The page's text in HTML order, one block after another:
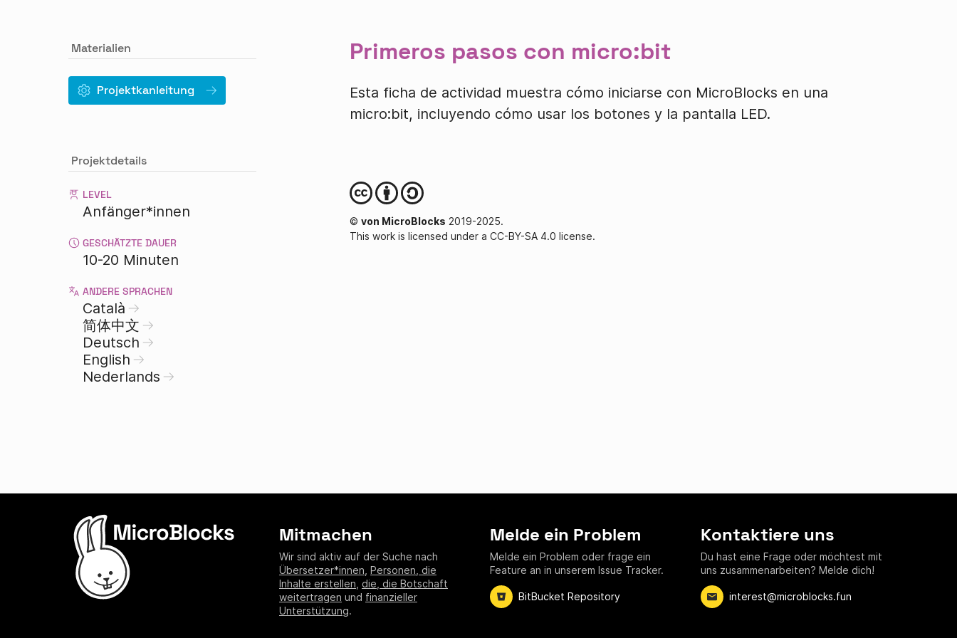
Materialien
Projektkanleitung
Projektdetails
LEVEL
Anfänger*innen
GESCHÄTZTE DAUER
10-20 Minuten
ANDERE SPRACHEN
Català
简体中文
Deutsch
English
Nederlands
Primeros pasos con micro:bit
Esta ficha de actividad muestra cómo iniciarse con MicroBlocks en una
micro:bit, incluyendo cómo usar los botones y la pantalla LED.
© von MicroBlocks 2019-2025.
This work is licensed under a CC-BY-SA 4.0 license.
Mitmachen
Wir sind aktiv auf der Suche nach
Übersetzer*innen Personen, die
Inhalte erstellen die, die Botschaft
weitertragen und finanzieller
Unterstützung.
Melde ein Problem
Melde ein Problem oder frage ein
Feature an in unserem Issue Tracker.
BitBucket Repository
Kontaktiere uns
Du hast eine Frage oder möchtest mit
uns zusammenarbeiten? Melde dich!
interest@microblocks.fun